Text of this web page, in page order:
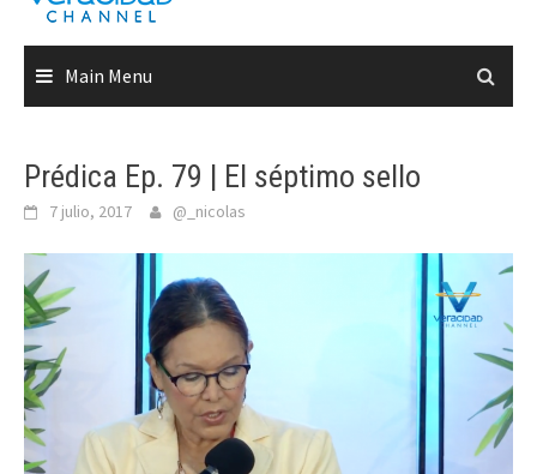
Main Menu
Prédica Ep. 79 | El séptimo sello
7 julio, 2017 @_nicolas